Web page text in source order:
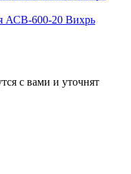
АСВ-600-20 Вихрь
с вами и уточнят